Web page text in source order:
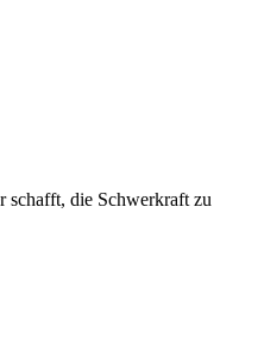
schafft, die Schwerkraft zu